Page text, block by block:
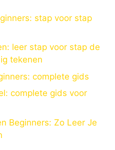
stap voor stap
leer stap voor stap de
tekenen
complete gids
complete gids voor
Beginners: Zo Leer Je